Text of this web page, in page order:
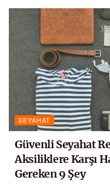
SEYAHAT
Güvenli Seyahat
Aksiliklere Karşı
Gereken 9 Şey